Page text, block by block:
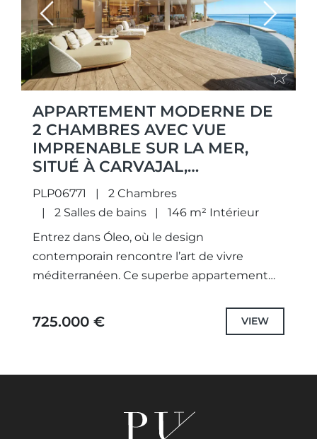
Previous Next
APPARTEMENT MODERNE DE
2 CHAMBRES AVEC VUE
IMPRENABLE SUR LA MER,
SITUÉ À CARVAJAL,
FUENGIROLA
PLP06771
2 Chambres
2 Salles de bains
146 m² Intérieur
Entrez dans Óleo, où le design
contemporain rencontre l’art de vivre
méditerranéen. Ce superbe appartement
espaces de vie spacieux, deux...
725.000 € VIEW